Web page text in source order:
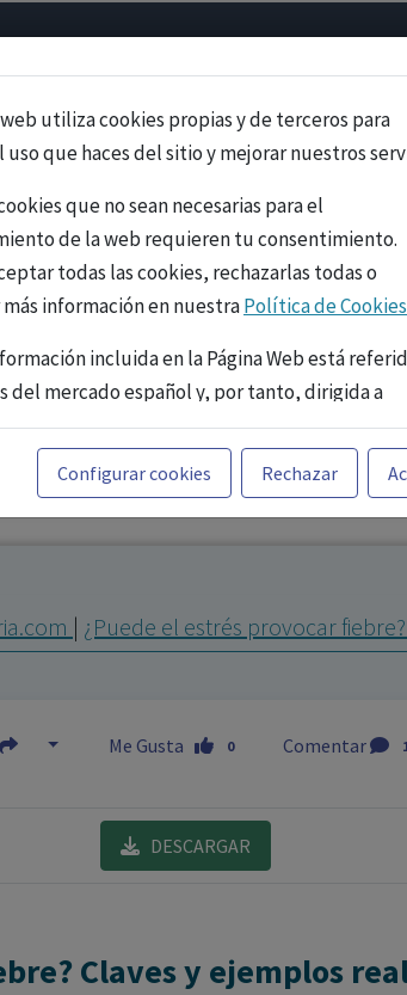
utiliza cookies propias y de terceros para
uso que haces del sitio y mejorar nuestros
que no sean necesarias para el
de la web requieren tu consentimiento.
todas las cookies, rechazarlas todas o
información en nuestraPolítica de
incluida en la Página Web está
del mercado español y, por tanto, dirigida a
sanitarios legalmente facultados para
o dispensar medicamentos con ejercicio
La información técnica de los fármacos se
informativo, siendo responsabilidad
del paciente.
Configurar cookies Rechazar
| ¿Puede el estrés provocar
Me Gusta 0 Comentar
DESCARGAR
Claves y ejemplos